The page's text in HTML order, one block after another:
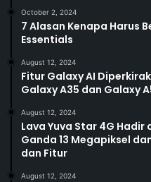
October 2, 2024
7 Alasan Kenapa Harus
Essentials
August 12, 2024
Fitur Galaxy AI
Galaxy A35 dan Galaxy
August 12, 2024
Lava Yuva Star 4G
Ganda 13 Megapiksel
dan Fitur
August 12, 2024